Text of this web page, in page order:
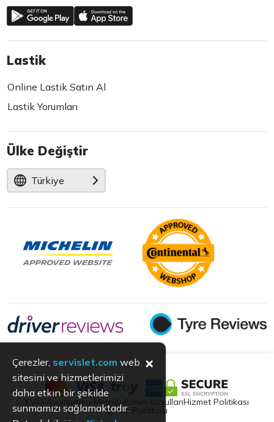
Lastik
Online Lastik Satın Al
Lastik Yorumları
Ülke Değiştir
Türkiye
Aydınlatma Metni Kullanım KoşullarıHizmet Politikası
Çerez Politikası
Çerezler, servislet.com web
sitesini ve hizmetlerimizi
daha etkin bir şekilde
sunmamızı sağlamaktadır.
×